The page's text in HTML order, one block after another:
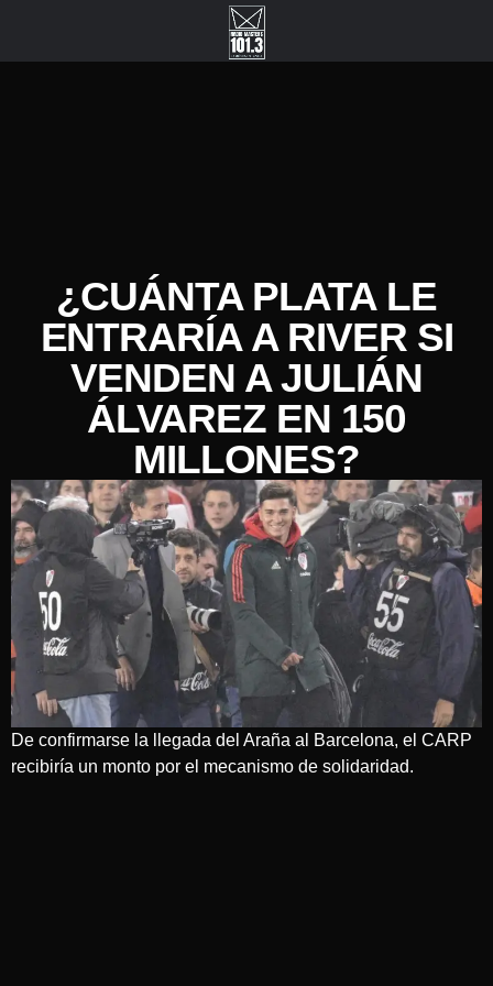
¿CUÁNTA PLATA LE
ENTRARÍA A RIVER SI
VENDEN A JULIÁN
ÁLVAREZ EN 150
MILLONES?
De confirmarse la llegada del Araña al Barcelona, el CARP
recibiría un monto por el mecanismo de solidaridad.